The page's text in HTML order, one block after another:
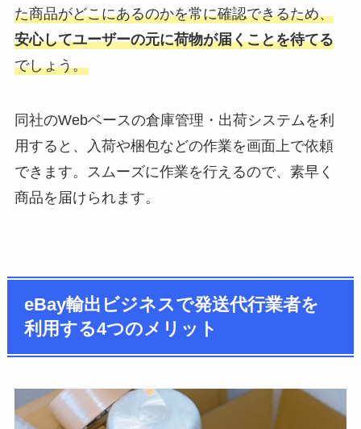
た商品がどこにあるのかを常に確認できるため、
安心してユーザーの元に荷物が届くことを待てる
でしょう。
同社のWebベースの倉庫管理・出荷システムを利
用すると、入荷や梱包などの作業を画面上で依頼
できます。スムーズに作業を行えるので、素早く
商品を届けられます。
eBay輸出ビジネスで発送代行業者を
利用する4つのメリット